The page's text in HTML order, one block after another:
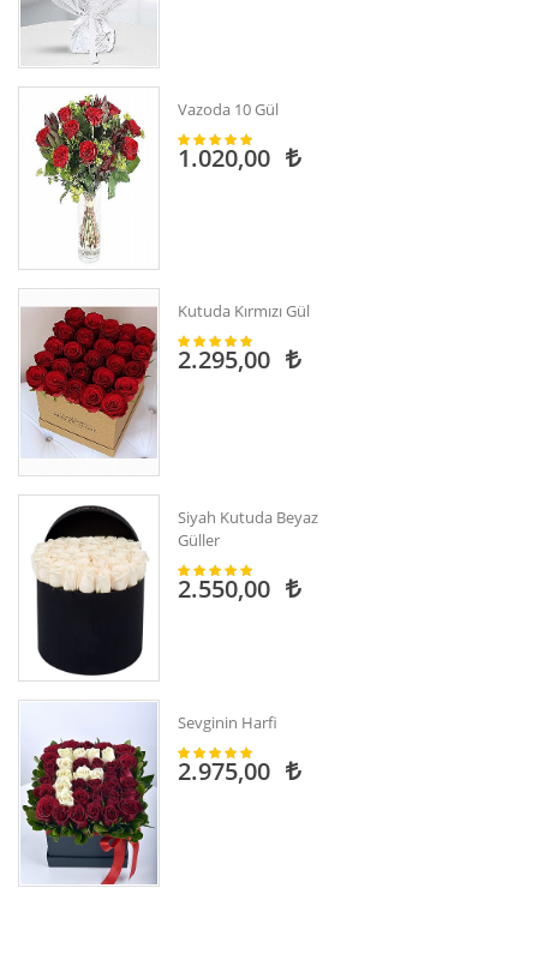
Vazoda 10 Gül
1.020,00
Kutuda Kırmızı Gül
2.295,00
Siyah Kutuda Beyaz
Güller
2.550,00
Sevginin Harfi
2.975,00